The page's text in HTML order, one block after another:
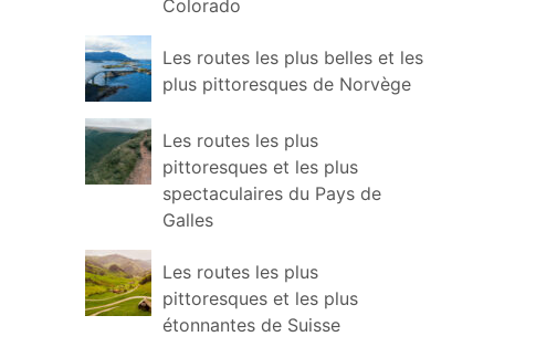
Colorado
Les routes les plus belles et les
plus pittoresques de Norvège
Les routes les plus
pittoresques et les plus
spectaculaires du Pays de
Galles
Les routes les plus
pittoresques et les plus
étonnantes de Suisse